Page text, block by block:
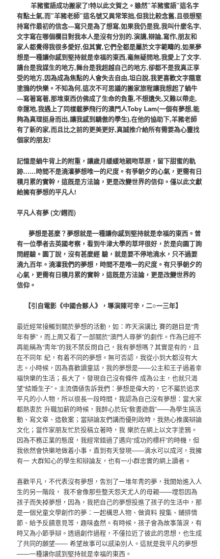
羊豬蜜語成功搬家了!特以此文賀之。雖然”羊豬蜜語”這名字
有點土氣,而”羊豬老師”這名號又異常笨拙,但我比較念舊,且很想堅
持寫作最初的信念—寫只是為了想寫,如果我仍是我,我叫什麼名字,
文字寫在哪個欄目對我本人是沒有分別的.演講,辯論,寫作,朋友和
家人都覺得我很多愛好,但其實,它們全都是屬於文字範疇的,如果夢
想是一種讓你感到堅持就是幸福的東西,毫無疑問地,我愛上了文字.
講台是我謀生的地方,舞台是我超越自己的地方,卻都不是我真正享
受的地方,因為成為焦點的人會失去自由,坦白說,我更喜歡文字隨意
塗鴉的快樂。不知為何,這次不可思議的搬家旅程讓我想起了蝸牛
—寫著寫著,那堆東西仿佛成了生命的負重,不想遺失,又難以帶走,
幸運地,我遇上了同樣載夢飛行的澳門人Toby Lam(一個有夢想,能
夠為真理挺身而出,讓我感到驕傲的學生),在他的協助下,羊豬老師
有了新的家,而且比之前的更美更好,真誠推介給所有需要為心靈找
個家的朋友!
記憶是蝸牛背上的附重，讓歲月緩緩地親吻草原，留下甜蜜的軌
跡……時間不是澆灌夢想唯一的尺度。有爭朝夕的心氣，更需有日
積月累的實幹，這旣是方法論，更是改變世界的信仰。僅以此文獻
給擁有夢想的平凡人!
平凡人有夢 (文/鏏而)
夢想是甚麼？夢想就是一種讓你感到堅持就是幸福的東西。曾
有一位學者去英國考察，看到牛津大學的草坪很好，於是向園丁詢
問經驗。園丁說，沒有甚麼經 驗，就是要不停地澆水，只不過要
澆九百年。澆灌我們的夢想，時間不是唯一的尺度。有只爭朝夕的
心氣，更需有日積月累的實幹，這旣是方法論，更是改變世界的
信仰。
【引自電影《中國合夥人》，導演陳可辛，二○一三年】
最近經常接觸到關於夢想的活動，如：昨天演講比 賽的題目是“靑
年有夢”，而上周又看了一部關於“澳門人尋夢”的劇作。作為已經不
再能稱為“靑年”的我不禁反問自己，我有夢想嗎？其實是有的，且
在不同年 紀，有着不同的夢想。無可否認，我從小到大都沒有大
志。小時候，因為喜歡讀童話，我的夢想是——公主和王子過着幸
福快樂的生活；長大了，發現自己沒有條件 成為公主，也就只渴
望“結婚生子”。主流價値吿訴我們：夢想是偉大的，它不屬於追求
平凡的小人物，所以很長一段時間，我認為自己沒有夢想：當大家
都熱衷於 升職加薪的時候，我醉心於玩“敎書遊戲”——為學生搞活
動、寫文章、造敎案；當辯論友們講而優則政時，我熱心推廣辯論
文化；當作家朋友忙於投稿立著時，我 樂於在網上以文字塗鴉。
因為不務正業的態度，我經常錯過了邁向“成功的標杆”的時機，但
我依然會快樂地做着小事，直到有天發現——滴水可以成河，我擁
有一 大群知心的學生和辯論友，也有一小群忠實的網上讀者。
喜歡平凡，不代表沒有夢想，吿別了一堆年靑的夢，我開始進入人
生的另一階段， 我不會像那些整天怨天尤人的母親——埋怨因為
孩子而失掉夢想，因為，我把自己的夢想投進了孩子的生活中，那
是一個兒童文學創作的夢：一起構思人物、做資料 搜集、鋪排情
節、給予反饋意見等，趣味盎然。有時候，孩子會為故事落淚，有
時又為小節爭辯。透過創作過程，不僅拉近了彼此的思想，也生成
了共同的願望—— 希望故事可以感染別人。這就是我平凡的夢想
——一種讓你感到堅持就是幸福的東西。